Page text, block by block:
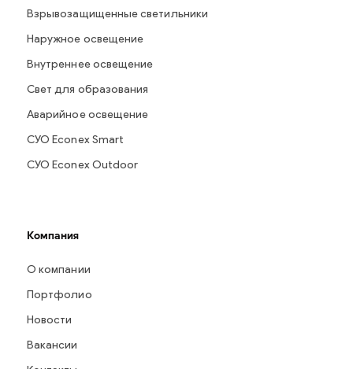
Взрывозащищенные светильники
Наружное освещение
Внутреннее освещение
Свет для образования
Аварийное освещение
СУО Econex Smart
СУО Econex Outdoor
Компания
О компании
Портфолио
Новости
Вакансии